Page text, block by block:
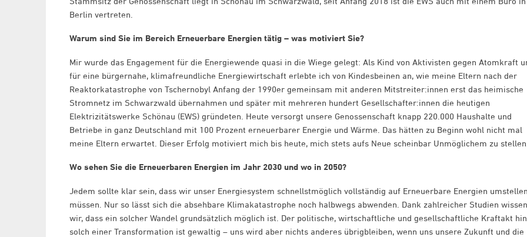
Berlin vertreten.
Warum sind Sie im Bereich Erneuerbare Energien tätig – was motiviert Sie?
Mir wurde das Engagement für die Energiewende quasi in die Wiege gelegt: Als Kind von Aktivisten gegen Atomkraft
für eine bürgernahe, klimafreundliche Energiewirtschaft erlebte ich von Kindesbeinen an, wie meine Eltern nach der
Reaktorkatastrophe von Tschernobyl Anfang der 1990er gemeinsam mit anderen Mitstreiter:innen erst das heimische
Stromnetz im Schwarzwald übernahmen und später mit mehreren hundert Gesellschafter:innen die heutigen
Elektrizitätswerke Schönau (EWS) gründeten. Heute versorgt unsere Genossenschaft knapp 220.000 Haushalte und
Betriebe in ganz Deutschland mit 100 Prozent erneuerbarer Energie und Wärme. Das hätten zu Beginn wohl nicht mal
meine Eltern erwartet. Dieser Erfolg motiviert mich bis heute, mich stets aufs Neue scheinbar Unmöglichem zu stellen.
Wo sehen Sie die Erneuerbaren Energien im Jahr 2030 und wo in 2050?
Jedem sollte klar sein, dass wir unser Energiesystem schnellstmöglich vollständig auf Erneuerbare Energien umstellen
müssen. Nur so lässt sich die absehbare Klimakatastrophe noch halbwegs abwenden. Dank zahlreicher Studien wissen
wir, dass ein solcher Wandel grundsätzlich möglich ist. Der politische, wirtschaftliche und gesellschaftliche Kraftakt
solch einer Transformation ist gewaltig – uns wird aber nichts anderes übrigbleiben, wenn uns unsere Zukunft und die